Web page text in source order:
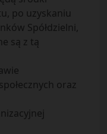
po uzyskaniu
Spółdzielni,
są z tą
oraz